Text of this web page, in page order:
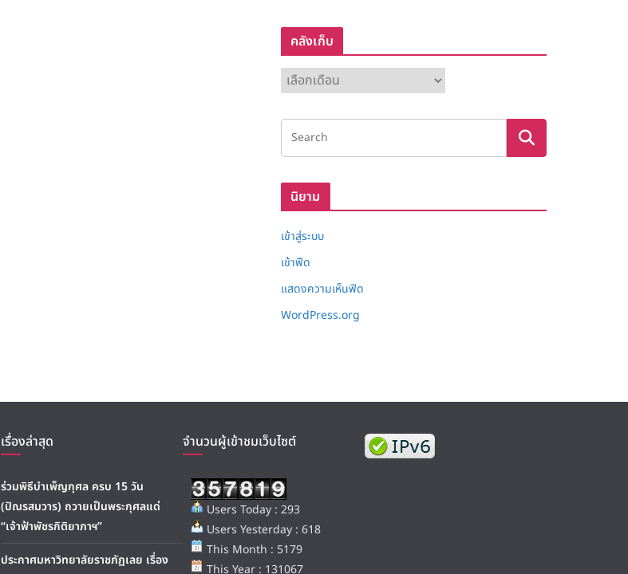
คลังเก็บ
ลั
ง
ก็
นิยาม
เข้าสู่ระบบ
เข้าฟีด
แสดงความเห็นฟีด
WordPress.org
เรื่องล่าสุด
ร่วมพิธีบำเพ็ญกุศล ครบ 15 วัน
(ปัณรสมวาร) ถวายเป็นพระกุศลแด่
“เจ้าฟ้าพัชรกิติยาภาฯ”
ประกาศมหาวิทยาลัยราชภัฏเลย เรื่อง
จำนวนผู้เข้าชมเว็บไซต์
Users Today : 293
Users Yesterday : 618
This Month : 5179
This Year : 131067